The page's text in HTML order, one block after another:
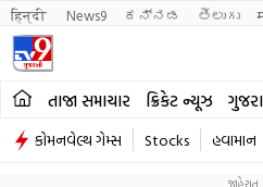
हिन्दी News9 ಕನ್ನಡ తెలుగు
તાજા સમાચાર ક્રિકેટ ન્યૂઝ
કોમનવેલ્થ ગેમ્સ Stocks હવામાન